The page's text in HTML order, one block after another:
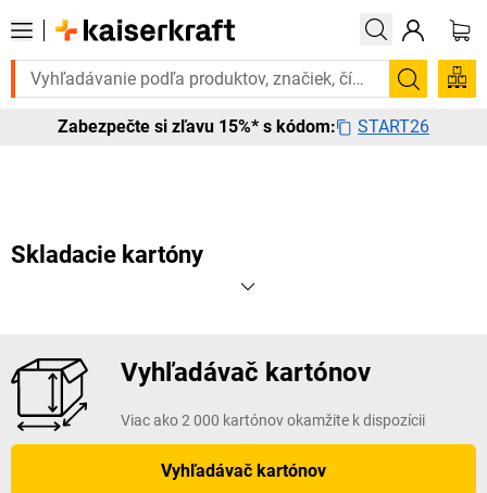
Potrebujete to urgentne? Vybrané bestsellery
Zabezpečte si zľavu 15%* s kódom: START26
Skladacie kartóny
Vyhľadávač kartónov
Viac ako 2 000 kartónov okamžite k dispozícii
Vyhľadávač kartónov